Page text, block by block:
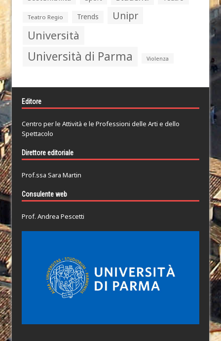
Teatro Regio Trends Unipr
Università
Università di Parma Violenza
Editore
Centro per le Attività e le Professioni delle Arti e dello
Spettacolo
Direttore editoriale
Prof.ssa Sara Martin
Consulente web
Prof. Andrea Pescetti